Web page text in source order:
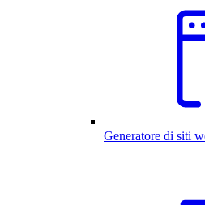
Generatore di siti